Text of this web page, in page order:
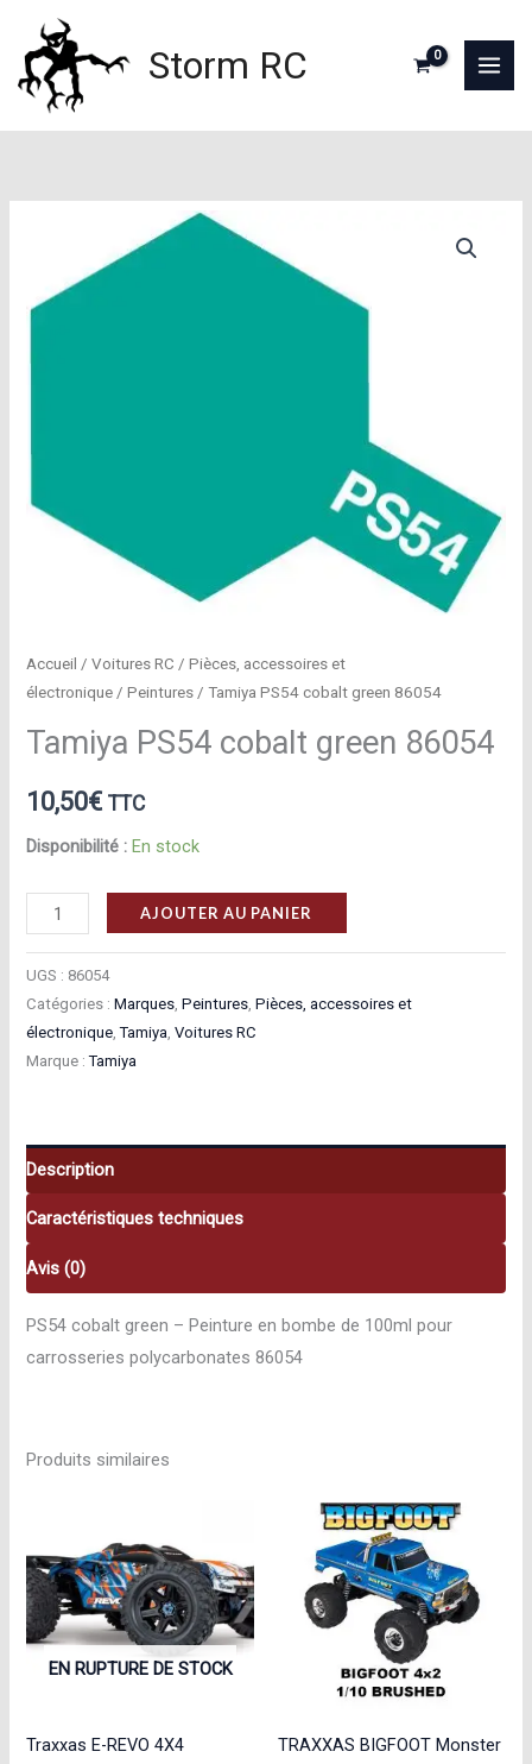
contenu
Storm RC
Accueil /Voitures RC /Pièces, accessoires et
électronique /Peintures / Tamiya PS54 cobalt green 86054
Tamiya PS54 cobalt green 86054
10,50€ TTC
Disponibilité : En stock
quantité
de
Tamiya
PS54
cobalt
green
AJOUTER AU PANIER
UGS : 86054
Catégories :Marques ,Peintures ,Pièces, accessoires et
électronique ,Tamiya ,Voitures RC
Marque :Tamiya
Description
Caractéristiques techniques
Avis (0)
PS54 cobalt green – Peinture en bombe de 100ml pour
carrosseries polycarbonates 86054
Produits similaires
EN RUPTURE DE STOCK
Traxxas E-REVO 4X4
TRAXXAS BIGFOOT Monster